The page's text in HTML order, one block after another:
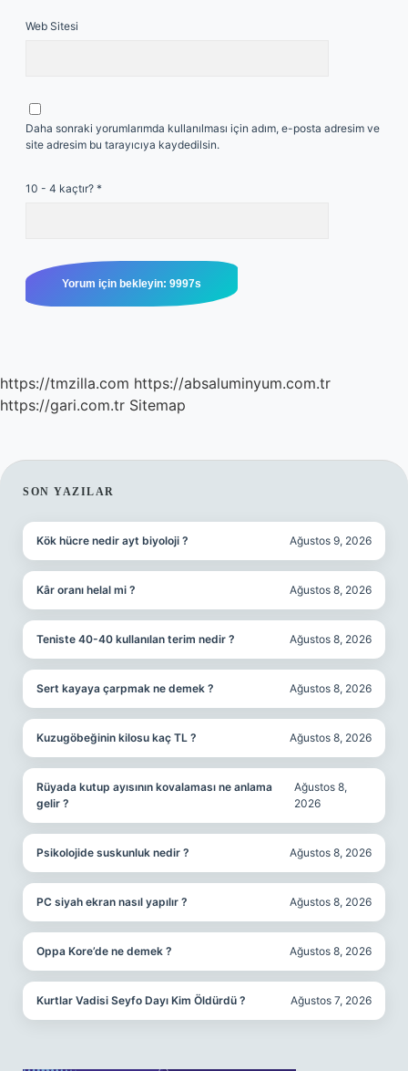
Web Sitesi
Daha sonraki yorumlarımda kullanılması için adım, e-posta adresim ve
site adresim bu tarayıcıya kaydedilsin.
10 - 4 kaçtır? *
https://tmzilla.com https://absaluminyum.com.tr
https://gari.com.tr Sitemap
SIDEBAR
SON YAZILAR
Kök hücre nedir ayt biyoloji ? Ağustos 9, 2026
Kâr oranı helal mi ? Ağustos 8, 2026
Teniste 40-40 kullanılan terim nedir ? Ağustos 8, 2026
Sert kayaya çarpmak ne demek ? Ağustos 8, 2026
Kuzugöbeğinin kilosu kaç TL ? Ağustos 8, 2026
Rüyada kutup ayısının kovalaması ne anlama
gelir ?
Ağustos 8,
2026
Psikolojide suskunluk nedir ? Ağustos 8, 2026
PC siyah ekran nasıl yapılır ? Ağustos 8, 2026
Oppa Kore’de ne demek ? Ağustos 8, 2026
Kurtlar Vadisi Seyfo Dayı Kim Öldürdü ? Ağustos 7, 2026